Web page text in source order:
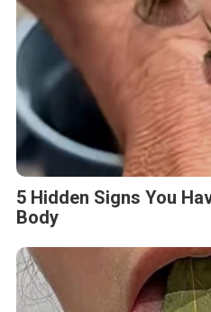
5 Hidden Signs You
Body